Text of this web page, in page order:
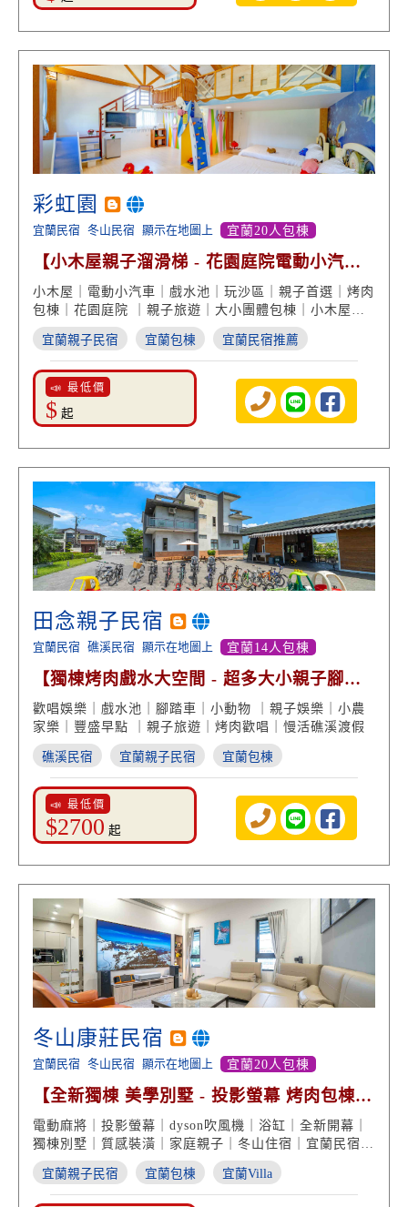
彩虹園
宜蘭民宿 冬山民宿 顯示在地圖上 宜蘭20人包棟
【小木屋親子溜滑梯 - 花園庭院電動小汽
車】
小木屋｜電動小汽車｜戲水池｜玩沙區｜親子首選｜烤肉
包棟｜花園庭院 ｜親子旅遊｜大小團體包棟｜小木屋渡
假
宜蘭親子民宿 宜蘭包棟 宜蘭民宿推薦
📣 最低價
$ 起
田念親子民宿
宜蘭民宿 礁溪民宿 顯示在地圖上 宜蘭14人包棟
【獨棟烤肉戲水大空間 - 超多大小親子腳踏
車 田遊趣】
歡唱娛樂｜戲水池｜腳踏車｜小動物 ｜親子娛樂｜小農
家樂｜豐盛早點 ｜親子旅遊｜烤肉歡唱｜慢活礁溪渡假
礁溪民宿 宜蘭親子民宿 宜蘭包棟
📣 最低價
$2700 起
冬山康莊民宿
宜蘭民宿 冬山民宿 顯示在地圖上 宜蘭20人包棟
【全新獨棟 美學別墅 - 投影螢幕 烤肉包棟
親子遊戲】
電動麻將｜投影螢幕｜dyson吹風機｜浴缸｜全新開幕｜
獨棟別墅｜質感裝潢｜家庭親子｜冬山住宿｜宜蘭民宿推
薦
宜蘭親子民宿 宜蘭包棟 宜蘭Villa